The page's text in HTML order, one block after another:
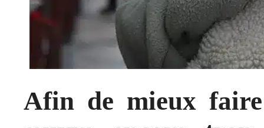
Afin de mieux faire